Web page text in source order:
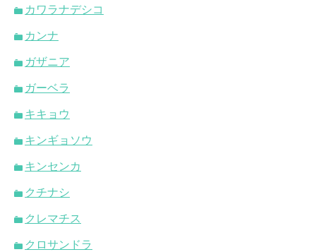
カワラナデシコ
カンナ
ガザニア
ガーベラ
キキョウ
キンギョソウ
キンセンカ
クチナシ
クレマチス
クロサンドラ